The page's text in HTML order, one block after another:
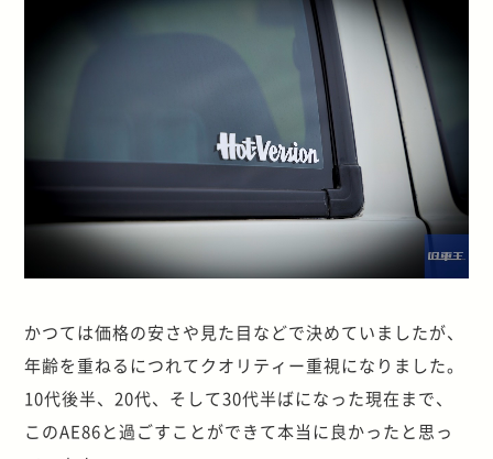
かつては価格の安さや見た目などで決めていましたが、
年齢を重ねるにつれてクオリティー重視になりました。
10代後半、20代、そして30代半ばになった現在まで、
このAE86と過ごすことができて本当に良かったと思っ